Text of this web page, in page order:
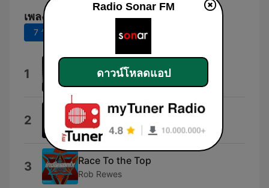
เพลงยอดนิยม
7 วันที่ผ่านมา 30 วันที่ผ่านมา
1 Veni Vidi Vici
Geoffrey James Pidcock Holroyde
2 Take Me Out
Franz Ferdinand
3 Race To the Top
Rob Rewes
Radio Sonar FM
ดาวน์โหลดแอป